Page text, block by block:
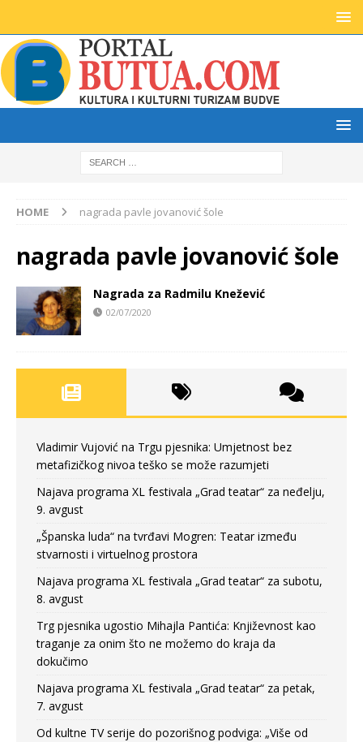
HOME nagrada pavle jovanović šole
nagrada pavle jovanović šole
Nagrada za Radmilu Knežević
02/07/2020
Vladimir Vujović na Trgu pjesnika: Umjetnost bez
metafizičkog nivoa teško se može razumjeti
Najava programa XL festivala „Grad teatar“ za neđelju,
9. avgust
„Španska luda“ na tvrđavi Mogren: Teatar između
stvarnosti i virtuelnog prostora
Najava programa XL festivala „Grad teatar“ za subotu,
8. avgust
Trg pjesnika ugostio Mihajla Pantića: Književnost kao
traganje za onim što ne možemo do kraja da
dokučimo
Najava programa XL festivala „Grad teatar“ za petak,
7. avgust
Od kultne TV serije do pozorišnog podviga: „Više od